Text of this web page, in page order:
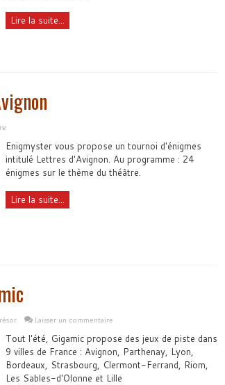
Lire la suite...
Enigmyster vous propose un tournoi d'énigmes
intitulé Lettres d'Avignon. Au programme : 24
énigmes sur le thème du théâtre.
Lire la suite...
Laisser un commentaire
Tout l'été, Gigamic propose des jeux de piste dans
9 villes de France : Avignon, Parthenay, Lyon,
Bordeaux, Strasbourg, Clermont-Ferrand, Riom,
Les Sables-d'Olonne et Lille